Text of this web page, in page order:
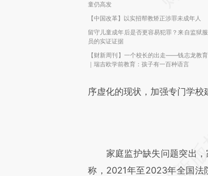
童仍高发
【中国改革】以实招帮教矫正涉罪未成年人
留守儿童成年后是否更容易犯罪？来自监狱
员的实证证据
【财新周刊】一个校长的出走——钱志龙教
｜瑞吉欧学前教育：孩子有一百种语言
序虚化的现状，加强专门学校
家庭监护缺失问题突出，
称，2021年至2023年全国法